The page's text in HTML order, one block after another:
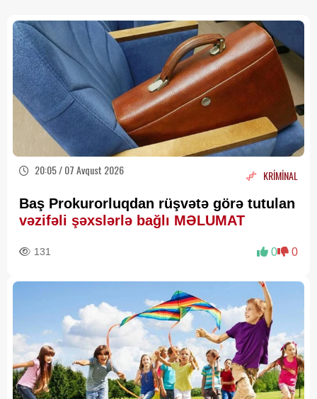
20:05 / 07 Avqust 2026 KRİMİNAL
Baş Prokurorluqdan rüşvətə görə tutulan
vəzifəli şəxslərlə bağlı MƏLUMAT
131 0 0